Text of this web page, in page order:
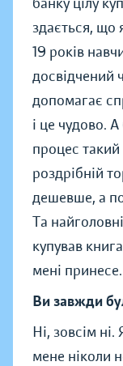
здається, що
19 років
досвідчений
допомагає
і це чудово.
процес такий
роздрібній
дешевше, а
Та
купував
мені принесе.
Ви завжди
Ні, зовсім
мене ніколи